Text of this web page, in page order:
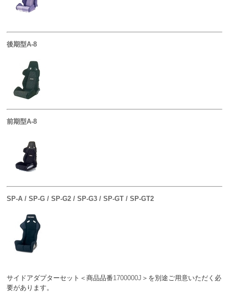
後期型A-8
前期型A-8
SP-A / SP-G / SP-G2 / SP-G3 / SP-GT / SP-GT2
サイドアダプターセット＜商品品番1700000J ＞を別途ご用意いただく必
要があります。